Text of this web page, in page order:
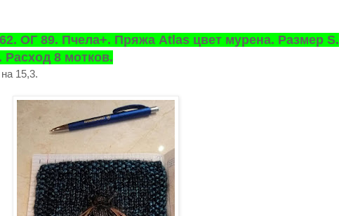
ОГ 89. Пчела+. Пряжа Atlas цвет мурена. Размер S.
Расход 8 мотков.
15,3.